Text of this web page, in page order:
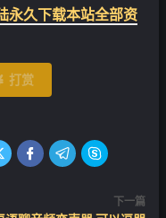
永久下载本站全部资
打赏
  
下一篇